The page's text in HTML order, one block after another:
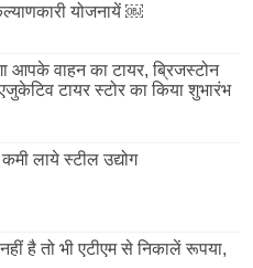
योजनायें ￼
आपके वाहन का टायर, ब्रिजस्टोन
टायर स्टोर का किया शुभारंभ
लाये स्टील उद्योग
है तो भी एटीएम से निकालें रूपया,